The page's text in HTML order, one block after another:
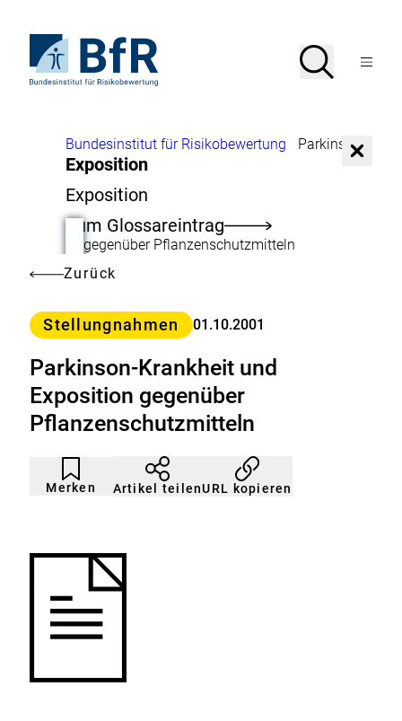
Seiteninhalt
springenStartseite
von
Risikobewertung
Suche
SucheMenü
Brotkrumennavigation
Bundesinstitut für Risikobewertung Parkinson-Krankheit undDialog
Exposition
Exposition
Zum Glossareintrag
gegenüber Pflanzenschutzmitteln
Zurück
Kategorie
Stellungnahmen 01.10.2001
Parkinson-Krankheit und
Exposition gegenüber
Pflanzenschutzmitteln
Merken
Artikel
nicht
gemerkt
Durch
Klicken
der
Artikel teilenURL kopieren